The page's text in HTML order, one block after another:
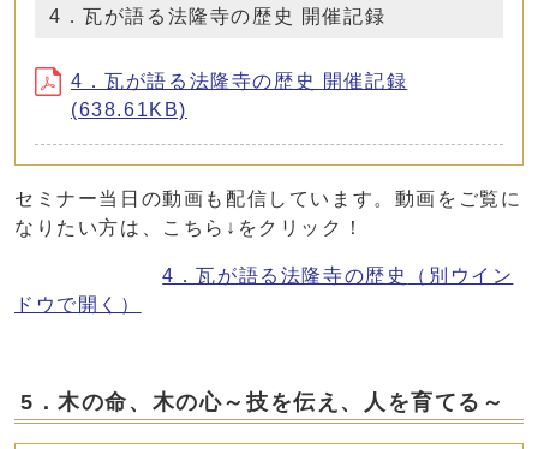
4．瓦が語る法隆寺の歴史 開催記録
4．瓦が語る法隆寺の歴史 開催記録
(638.61KB)
セミナー当日の動画も配信しています。動画をご覧に
なりたい方は、こちら↓をクリック！
4．瓦が語る法隆寺の歴史
（別ウイン
ドウで開く）
5．木の命、木の心～技を伝え、人を育てる～